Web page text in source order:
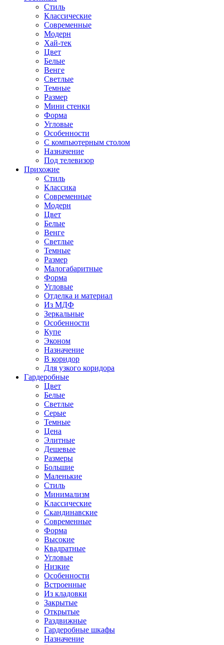
Стиль
Классические
Современные
Модерн
Хай-тек
Цвет
Белые
Венге
Светлые
Темные
Размер
Мини стенки
Форма
Угловые
Особенности
С компьютерным столом
Назначение
Под телевизор
Прихожие
Стиль
Классика
Современные
Модерн
Цвет
Белые
Венге
Светлые
Темные
Размер
Малогабаритные
Форма
Угловые
Отделка и материал
Из МДФ
Зеркальные
Особенности
Купе
Эконом
Назначение
В коридор
Для узкого коридора
Гардеробные
Цвет
Белые
Светлые
Серые
Темные
Цена
Элитные
Дешевые
Размеры
Большие
Маленькие
Стиль
Минимализм
Классические
Скандинавские
Современные
Форма
Высокие
Квадратные
Угловые
Низкие
Особенности
Встроенные
Из кладовки
Закрытые
Открытые
Раздвижные
Гардеробные шкафы
Назначение